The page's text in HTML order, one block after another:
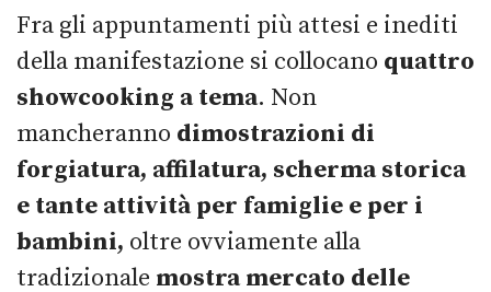
Fra gli appuntamenti più attesi e inediti
della manifestazione si collocano quattro
showcooking a tema. Non
mancheranno dimostrazioni di
forgiatura, affilatura, scherma storica
e tante attività per famiglie e per i
bambini, oltre ovviamente alla
tradizionale mostra mercato delle